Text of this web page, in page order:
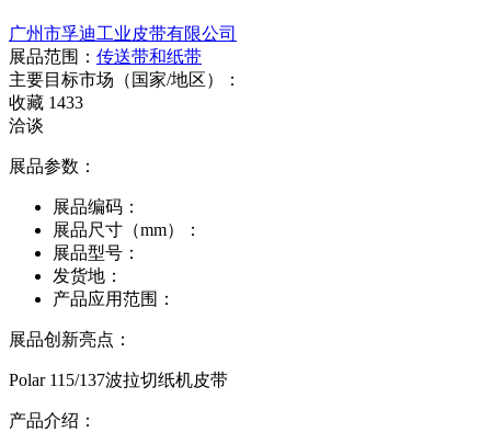
广州市孚迪工业皮带有限公司
展品范围： 传送带和纸带
主要目标市场（国家/地区）：
收藏 1433
洽谈
展品参数：
展品编码：
展品尺寸（mm）：
展品型号：
发货地：
产品应用范围：
展品创新亮点：
Polar 115/137波拉切纸机皮带
产品介绍：